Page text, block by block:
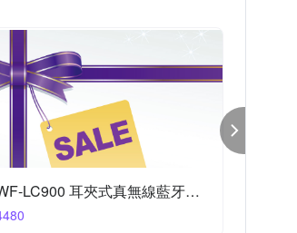
SONY WF-LC900 耳夾式真無線藍牙耳機